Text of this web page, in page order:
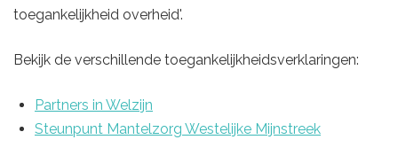
toegankelijkheid overheid'.
Bekijk de verschillende toegankelijkheidsverklaringen:
Partners in Welzijn
Steunpunt Mantelzorg Westelijke Mijnstreek